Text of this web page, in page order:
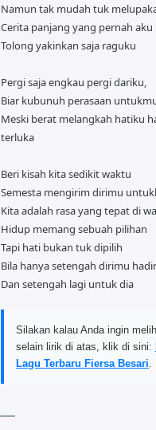
Namun tak mudah tuk
Cerita panjang yang pernah aku
Tolong yakinkan saja raguku
Pergi saja engkau pergi dariku,
Biar kubunuh perasaan
Meski berat melangkah hatiku
terluka
Beri kisah kita sedikit waktu
Semesta mengirim dirimu
Kita adalah rasa yang tepat di
Hidup memang sebuah pilihan
Tapi hati bukan tuk dipilih
Bila hanya setengah dirimu hadir
Dan setengah lagi untuk dia
Silakan kalau Anda ingin
selain lirik di atas, klik di sini:
Lagu Terbaru Fiersa Besari